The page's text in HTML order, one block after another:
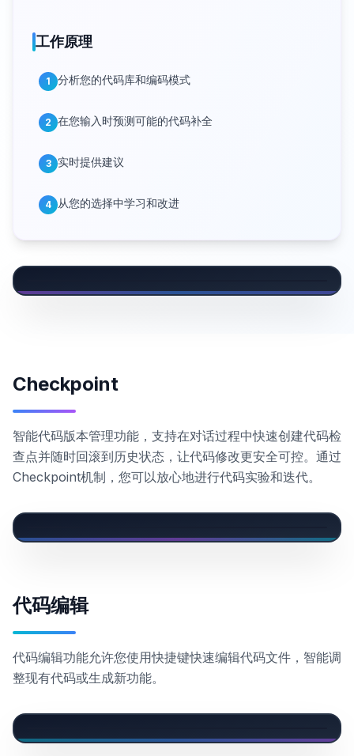
工作原理
1 分析您的代码库和编码模式
2 在您输入时预测可能的代码补全
3 实时提供建议
4 从您的选择中学习和改进
Checkpoint
智能代码版本管理功能，支持在对话过程中快速创建代码检
查点并随时回滚到历史状态，让代码修改更安全可控。通过
Checkpoint机制，您可以放心地进行代码实验和迭代。
代码编辑
代码编辑功能允许您使用快捷键快速编辑代码文件，智能调
整现有代码或生成新功能。